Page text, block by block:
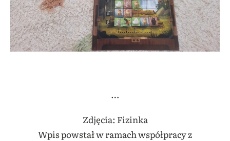
…
Zdjęcia: Fizinka
Wpis powstał w ramach współpracy z